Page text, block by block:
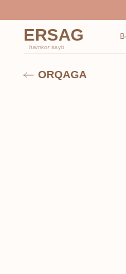
Bosh
ERSAG
hamkorsayti